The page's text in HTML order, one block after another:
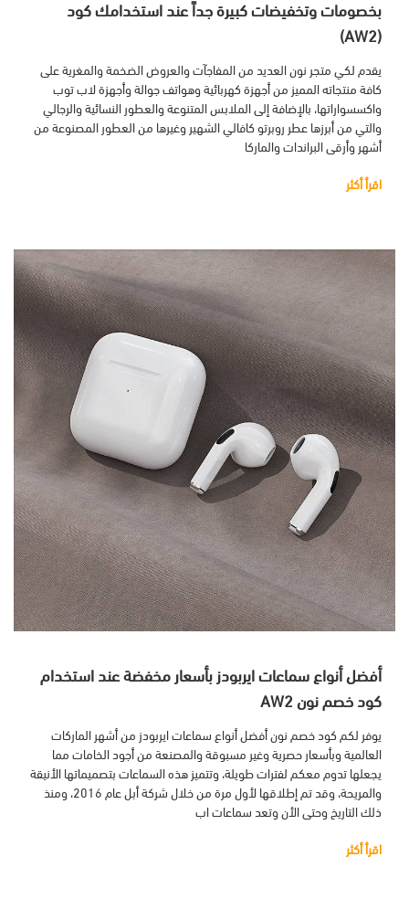
بخصومات وتخفيضات كبيرة جداً عند استخدامك كود
(AW2)
يقدم لكي متجر نون العديد من المفاجآت والعروض الضخمة والمغرية على
كافة منتجاته المميز من أجهزة كهربائية وهواتف جوالة وأجهزة لاب توب
واكسسواراتها، بالإضافة إلى الملابس المتنوعة والعطور النسائية والرجالي
والتي من أبرزها عطر روبرتو كافالي الشهير وغيرها من العطور المصنوعة من
أشهر وأرقى البراندات والماركا
اقرأ أكثر
أفضل أنواع سماعات ايربودز بأسعار مخفضة عند استخدام
كود خصم نون AW2
يوفر لكم كود خصم نون أفضل أنواع سماعات ايربودز من أشهر الماركات
العالمية وبأسعار حصرية وغير مسبوقة والمصنعة من أجود الخامات مما
يجعلها تدوم معكم لفترات طويلة، وتتميز هذه السماعات بتصميماتها الأنيقة
والمريحة، وقد تم إطلاقها لأول مرة من خلال شركة أبل عام 2016، ومنذ
ذلك التاريخ وحتى الأن وتعد سماعات اب
اقرأ أكثر